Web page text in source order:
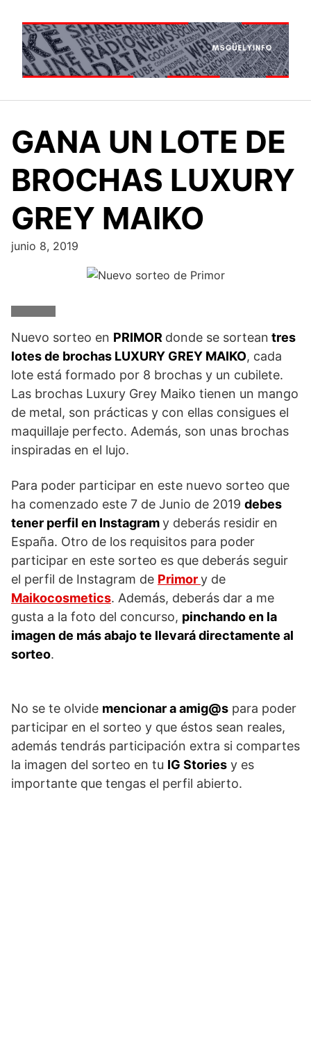
contenido
GANA UN LOTE DE
BROCHAS LUXURY
GREY MAIKO
junio 8, 2019
Nuevo sorteo en PRIMOR donde se sortean tres
lotes de brochas LUXURY GREY MAIKO, cada
lote está formado por 8 brochas y un cubilete.
Las brochas Luxury Grey Maiko tienen un mango
de metal, son prácticas y con ellas consigues el
maquillaje perfecto. Además, son unas brochas
inspiradas en el lujo.
Para poder participar en este nuevo sorteo que
ha comenzado este 7 de Junio de 2019 debes
tener perfil en Instagramy deberás residir en
España. Otro de los requisitos para poder
participar en este sorteo es que deberás seguir
el perfil de Instagram de Primory de
Maikocosmetics. Además, deberás dar a me
gusta a la foto del concurso, pinchando en la
imagen de más abajo te llevará directamente al
sorteo.
No se te olvide mencionar a amig@s para poder
participar en el sorteo y que éstos sean reales,
además tendrás participación extra si compartes
la imagen del sorteo en tu IG Stories y es
importante que tengas el perfil abierto.